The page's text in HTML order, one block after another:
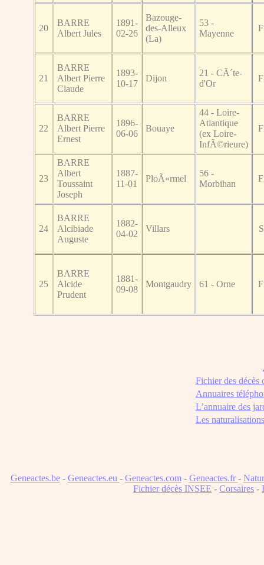
20
BARRE
Albert Jules
1891-
02-26
Bazouge-
des-Alleux
(La)
53 -
Mayenne
21
BARRE
Albert Pierre
Claude
1893-
10-17
Dijon
21 - CÃ´te-
d'Or
22
BARRE
Albert Pierre
Ernest
1896-
06-06
Bouaye
44 - Loire-
Atlantique
(ex Loire-
InfÃ©rieure)
23
BARRE
Albert
Toussaint
Joseph
1887-
11-01
PloÃ«rmel
56 -
Morbihan
24
BARRE
Alcibiade
Auguste
1882-
04-02
Villars
25
BARRE
Alcide
Prudent
1881-
09-08
Montgaudry 61 - Orne
Fichier des décès
Annuaires
L’annuaire des
Les
Geneactes.be- Geneactes.eu - Geneactes.com- Geneactes.fr -
Fichier décès INSEE - Corsaires -